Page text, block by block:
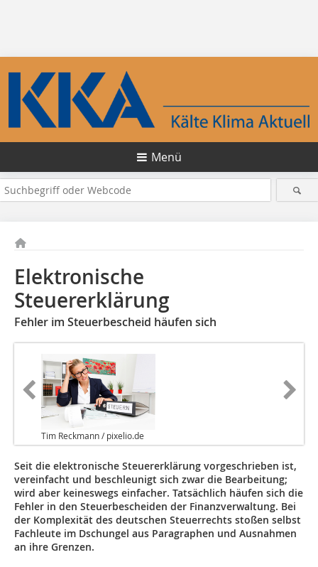
Menü
Elektronische
Steuererklärung
Fehler im Steuerbescheid häufen sich
Tim Reckmann / pixelio.de
Seit die elektronische Steuererklärung vorgeschrieben ist,
vereinfacht und beschleunigt sich zwar die Bearbeitung;
wird aber keineswegs einfacher. Tatsächlich häufen sich die
Fehler in den Steuerbescheiden der Finanzverwaltung. Bei
der Komplexität des deutschen Steuerrechts stoßen selbst
Fachleute im Dschungel aus Paragraphen und Ausnahmen
an ihre Grenzen.